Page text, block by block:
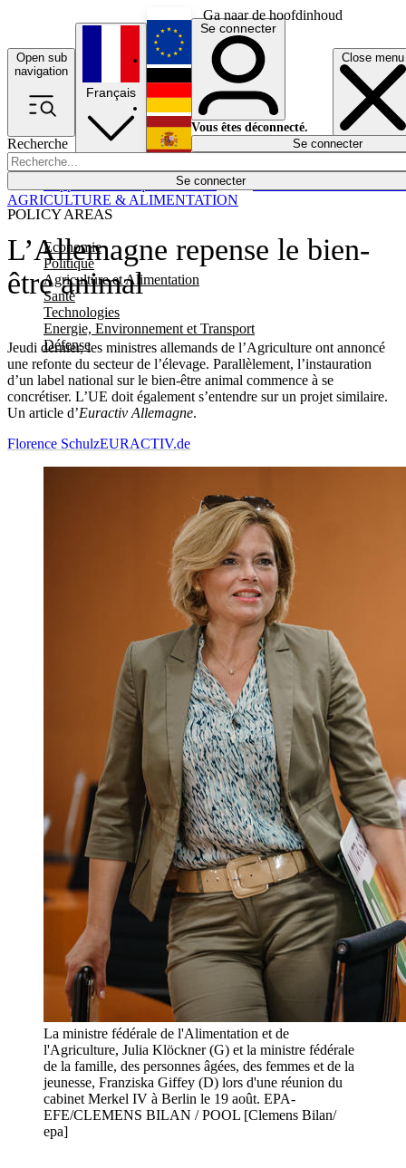
Ga naar de hoofdinhoud
Open sub
navigation
Close menu
Recherche
Se connecter
POLICY AREAS
Economie
Politique
Agriculture et Alimentation
Santé
Technologies
Energie, Environnement et Transport
Défense
Économie
Français
English
Deutsch
Español
Se connecter
Vous êtes déconnecté.
Se connecter
L’Allemagne repense le bien-
être animal
Jeudi dernier, les ministres allemands de l’Agriculture ont annoncé
une refonte du secteur de l’élevage. Parallèlement, l’instauration
d’un label national sur le bien-être animal commence à se
concrétiser. L’UE doit également s’entendre sur un projet similaire.
Un article d’Euractiv Allemagne.
AGRICULTURE & ALIMENTATION
Florence SchulzEURACTIV.de
La ministre fédérale de l'Alimentation et de
l'Agriculture, Julia Klöckner (G) et la ministre fédérale
de la famille, des personnes âgées, des femmes et de la
jeunesse, Franziska Giffey (D) lors d'une réunion du
cabinet Merkel IV à Berlin le 19 août. EPA-
EFE/CLEMENS BILAN / POOL [Clemens Bilan/
epa]